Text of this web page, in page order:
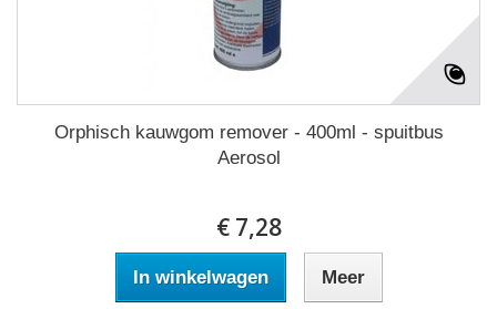
Orphisch kauwgom remover - 400ml - spuitbus
Aerosol
€ 7,28
In winkelwagen Meer